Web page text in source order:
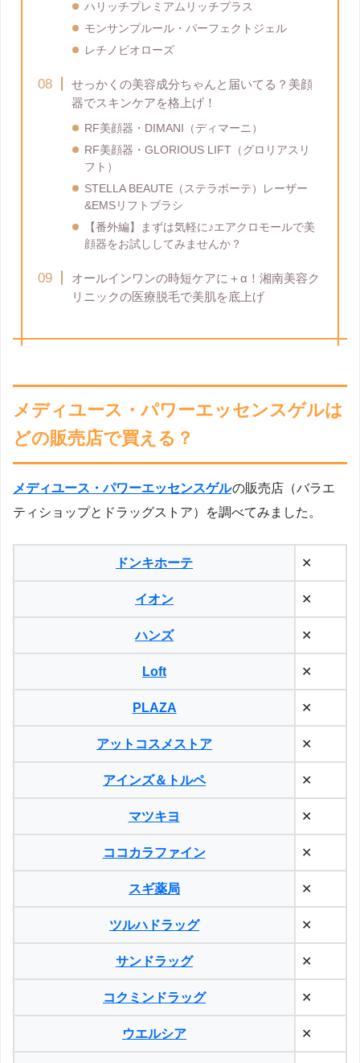
ハリッチプレミアムリッチプラス
モンサンプルール・パーフェクトジェル
レチノビオローズ
せっかくの美容成分ちゃんと届いてる？美顔
器でスキンケアを格上げ！
RF美顔器・DIMANI（ディマーニ）
RF美顔器・GLORIOUS LIFT（グロリアスリ
フト）
STELLA BEAUTE（ステラボーテ）レーザー
&EMSリフトブラシ
【番外編】まずは気軽に♪エアクロモールで美
顔器をお試ししてみませんか？
オールインワンの時短ケアに＋α！湘南美容ク
リニックの医療脱毛で美肌を底上げ
メディユース・パワーエッセンスゲルは
どの販売店で買える？
メディユース・パワーエッセンスゲルの販売店（バラエ
ティショップとドラッグストア）を調べてみました。
ドンキホーテ ✕
イオン ✕
ハンズ ✕
Loft ✕
PLAZA ✕
アットコスメストア ✕
アインズ＆トルペ ✕
マツキヨ ✕
ココカラファイン ✕
スギ薬局 ✕
ツルハドラッグ ✕
サンドラッグ ✕
コクミンドラッグ ✕
ウエルシア ✕